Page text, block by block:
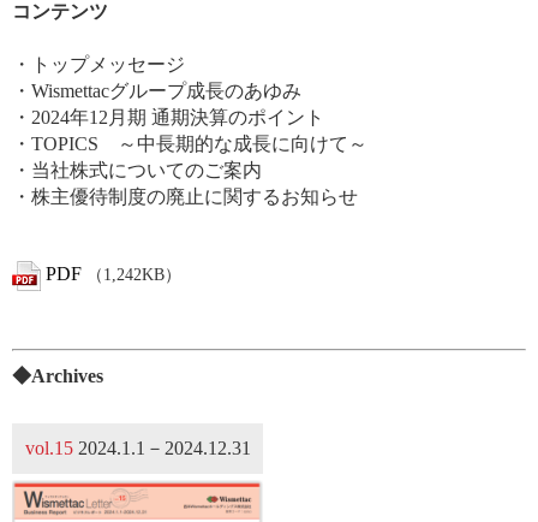
コンテンツ
・トップメッセージ
・Wismettacグループ成長のあゆみ
・2024年12月期 通期決算のポイント
・TOPICS ～中長期的な成長に向けて～
・当社株式についてのご案内
・株主優待制度の廃止に関するお知らせ
PDF （1,242KB）
◆Archives
vol.15 2024.1.1－2024.12.31